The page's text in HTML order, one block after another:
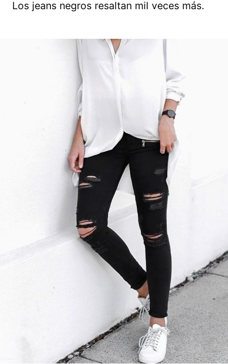
Los jeans negros resaltan mil veces más.